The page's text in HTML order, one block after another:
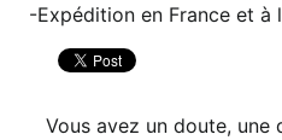
Expédition en France et à
Vous avez un doute, une